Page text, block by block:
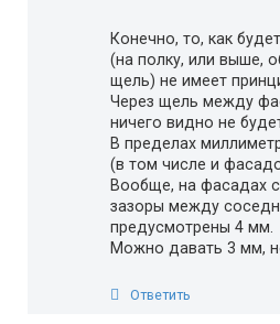
Конечно, то, как
(на полку, или выше,
щель) не имеет
Через щель между
ничего видно не
В пределах
(в том числе и
Вообще, на фасадах
зазоры между
предусмотрены 4 мм.
Можно давать 3 мм,
Ответить